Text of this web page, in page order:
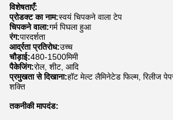
विशेषताएँ:
प्रोडक्ट का नाम:स्वयं चिपकने वाला टेप
चिपकने वाला:गर्म पिघला हुआ
रंग:पारदर्शता
आर्द्रता प्रतिरोध:उच्च
चौड़ाई:480-1500मिमी
पैकेजिंग:रोल, शीट, आदि
प्रमुखता से दिखाना:हॉट मेल्ट लैमिनेटेड फिल्म, रिलीज
शक्ति
तकनीकी मापदंड: